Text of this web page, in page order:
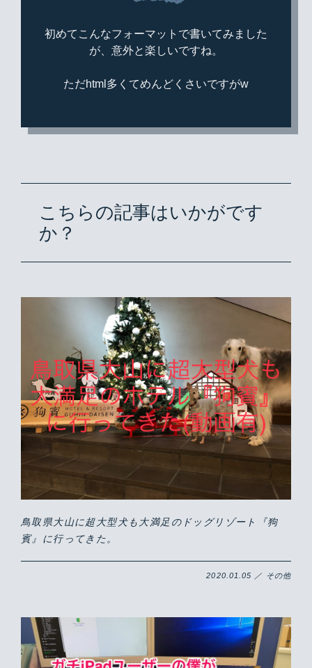
初めてこんなフォーマットで書いてみました
が、意外と楽しいですね。
ただhtml多くてめんどくさいですがw
こちらの記事はいかがです
か？
鳥取県大山に超大型犬も大満足のドッグリゾート『狗
賓』に行ってきた。
2020.01.05 ／ その他